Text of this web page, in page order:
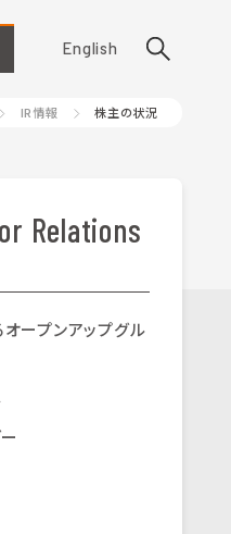
English
IR情報 株主の状況
Relations
ープンアップグル